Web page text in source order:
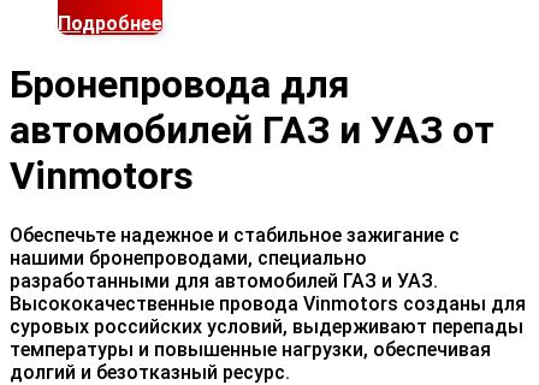
Подробнее
Бронепровода для
автомобилей ГАЗ и УАЗ от
Vinmotors
Обеспечьте надежное и стабильное зажигание с
нашими бронепроводами, специально
разработанными для автомобилей ГАЗ и УАЗ.
Высококачественные провода Vinmotors созданы для
суровых российских условий, выдерживают перепады
температуры и повышенные нагрузки, обеспечивая
долгий и безотказный ресурс.